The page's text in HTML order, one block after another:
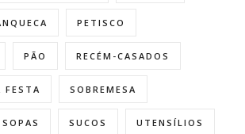
PETISCO
PÃO RECÉM-CASADOS
FESTA SOBREMESA
SOPAS SUCOS UTENSÍLIOS